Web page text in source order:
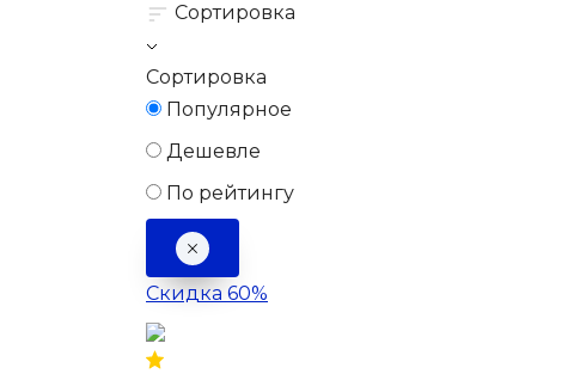
Сортировка
Сортировка
Популярное
Дешевле
По рейтингу
Скидка 60%